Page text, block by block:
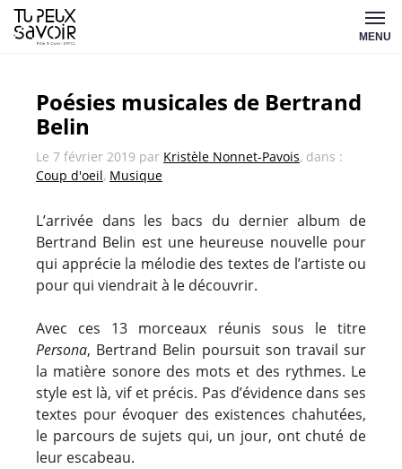
Aller
au
MENU
Poésies musicales de Bertrand
Belin
Le 7 février 2019 par Kristèle Nonnet-Pavois, dans :
Coup d'oeil, Musique
L’arrivée dans les bacs du dernier album de
Bertrand Belin est une heureuse nouvelle pour
qui apprécie la mélodie des textes de l’artiste ou
pour qui viendrait à le découvrir.
Avec ces 13 morceaux réunis sous le titre
Persona, Bertrand Belin poursuit son travail sur
la matière sonore des mots et des rythmes. Le
style est là, vif et précis. Pas d’évidence dans ses
textes pour évoquer des existences chahutées,
le parcours de sujets qui, un jour, ont chuté de
leur escabeau.